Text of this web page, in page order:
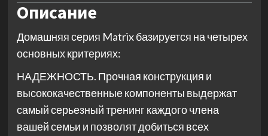
Описание
Домашняя серия Matrix базируется на четырех
основных критериях:
НАДЕЖНОСТЬ. Прочная конструкция и
высококачественные компоненты выдержат
самый серьезный тренинг каждого члена
вашей семьи и позволят добиться всех